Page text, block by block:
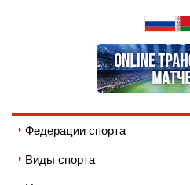
Федерации спорта
Виды спорта